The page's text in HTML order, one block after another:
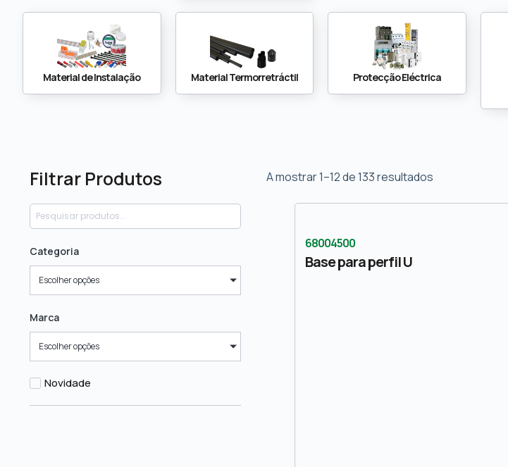
Material de Instalação Material Termorretráctil Protecção Eléctrica
Filtrar Produtos
Categoria
Escolher opções
Marca
Escolher opções
Novidade
A mostrar 1–12 de 133 resultados
68004500
Base para perfil U